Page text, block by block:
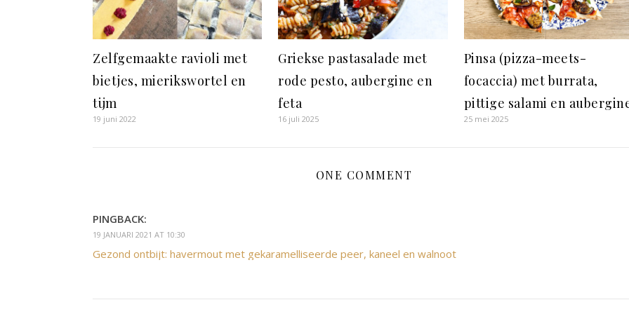
Zelfgemaakte ravioli met
bietjes, mierikswortel en
tijm
19 juni 2022
Griekse pastasalade met
rode pesto, aubergine en
feta
16 juli 2025
Pinsa (pizza-meets-
focaccia) met burrata,
pittige salami en
25 mei 2025
ONE COMMENT
PINGBACK:
19 JANUARI 2021 AT 10:30
Gezond ontbijt: havermout met gekaramelliseerde peer, kaneel en walnoot